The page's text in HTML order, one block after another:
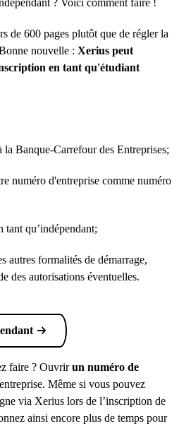
? Voici comment faire !
de 600 pages plutôt que de régler la
nouvelle : Xerius peut
en tant qu'étudiant
Banque-Carrefour des Entreprises;
numéro d'entreprise comme numéro
qu’indépendant;
autres formalités de démarrage,
des autorisations éventuelles.
faire ? Ouvrirun numéro de
Même si vous pouvez
via Xerius lors de l’inscription de
ainsi encore plus de temps pour